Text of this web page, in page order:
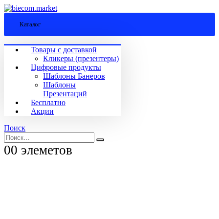
Каталог
Товары с доставкой
Кликеры (презентеры)
Цифровые продукты
Шаблоны Банеров
Шаблоны
Презентаций
Бесплатно
Акции
Поиск
00 элеметов